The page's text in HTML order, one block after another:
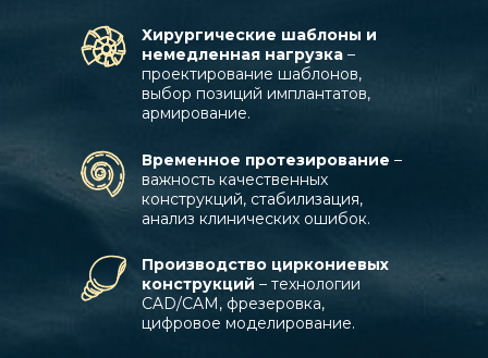
Хирургические шаблоны и
немедленная нагрузка –
проектирование шаблонов,
выбор позиций имплантатов,
армирование.
Временное протезирование –
важность качественных
конструкций, стабилизация,
анализ клинических ошибок.
Производство циркониевых
конструкций – технологии
CAD/CAM, фрезеровка,
цифровое моделирование.